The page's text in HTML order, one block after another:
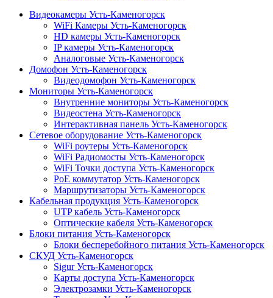
Видеокамеры Усть-Каменогорск
WiFi Камеры Усть-Каменогорск
HD камеры Усть-Каменогорск
IP камеры Усть-Каменогорск
Аналоговые Усть-Каменогорск
Домофон Усть-Каменогорск
Видеодомофон Усть-Каменогорск
Мониторы Усть-Каменогорск
Внутренние мониторы Усть-Каменогорск
Видеостена Усть-Каменогорск
Интерактивная панель Усть-Каменогорск
Сетевое оборудование Усть-Каменогорск
WiFi роутеры Усть-Каменогорск
WiFi Радиомосты Усть-Каменогорск
WiFi Точки доступа Усть-Каменогорск
PoE коммутатор Усть-Каменогорск
Маршрутизаторы Усть-Каменогорск
Кабельная продукция Усть-Каменогорск
UTP кабель Усть-Каменогорск
Оптические кабеля Усть-Каменогорск
Блоки питания Усть-Каменогорск
Блоки бесперебойного питания Усть-Каменогорск
СКУД Усть-Каменогорск
Sigur Усть-Каменогорск
Карты доступа Усть-Каменогорск
Электрозамки Усть-Каменогорск